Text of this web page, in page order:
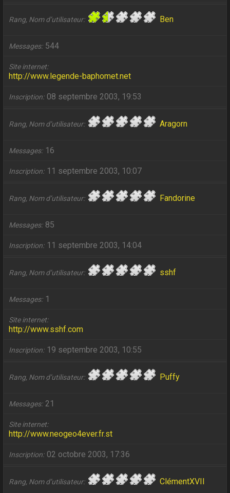
Rang, Nom d’utilisateur Ben
Messages 544
Site internet
http://www.legende-baphomet.net
Inscription 08 septembre 2003, 19:53
Rang, Nom d’utilisateur Aragorn
Messages 16
Inscription 11 septembre 2003, 10:07
Rang, Nom d’utilisateur Fandorine
Messages 85
Inscription 11 septembre 2003, 14:04
Rang, Nom d’utilisateur sshf
Messages 1
Site internet
http://www.sshf.com
Inscription 19 septembre 2003, 10:55
Rang, Nom d’utilisateur Puffy
Messages 21
Site internet
http://www.neogeo4ever.fr.st
Inscription 02 octobre 2003, 17:36
Rang, Nom d’utilisateur ClémentXVII